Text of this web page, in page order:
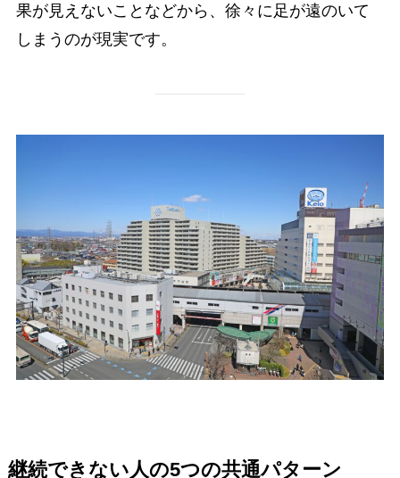
果が見えないことなどから、徐々に足が遠のいて
しまうのが現実です。
継続できない人の5つの共通パターン